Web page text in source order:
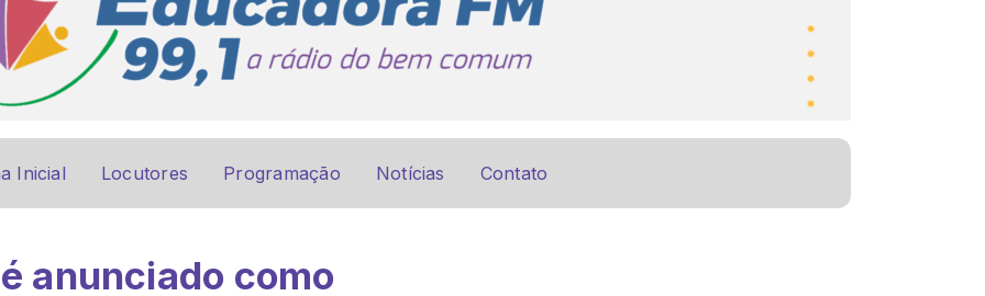
Inicial Locutores Programação Notícias Contato
anunciado como